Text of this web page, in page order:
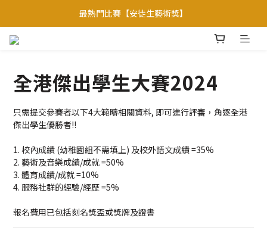
【會員優惠】加入會員專享更多會員禮遇
最熱門比賽【安徒生藝術獎】
全港傑出學生大賽2024
只需提交參賽者以下4大範疇相關資料, 即可進行評審，角逐全港
傑出學生優勝者!!
1. 校內成績 (幼稚園組不需填上) 及校外語文成績 =35%
2. 藝術及音樂成績/成就 =50%
3. 體育成績/成就 =10%
4. 服務社群的經驗/經歷 =5%
​報名費用已包括刻名獎盃或獎牌及證書